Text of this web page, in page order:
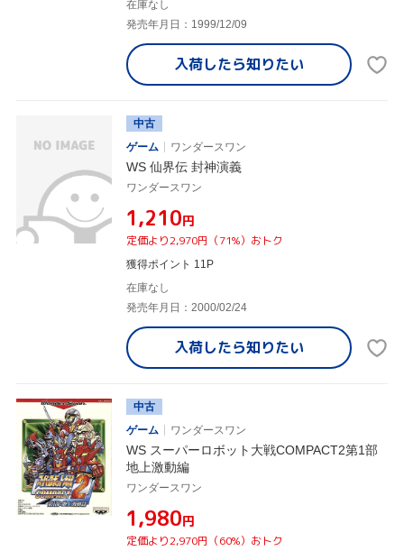
在庫なし
発売年月日：1999/12/09
入荷したら知りたい
中古
ゲーム
ワンダースワン
WS 仙界伝 封神演義
ワンダースワン
¥1,210円
定価より2,970円（71%）おトク
獲得ポイント 11P
在庫なし
発売年月日：2000/02/24
入荷したら知りたい
中古
ゲーム
ワンダースワン
WS スーパーロボット大戦COMPACT2第1部
地上激動編
ワンダースワン
¥1,980円
定価より2,970円（60%）おトク